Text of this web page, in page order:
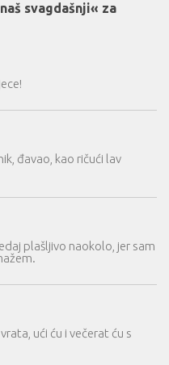
svagdašnji« za
đavao, kao ričući lav
plašljivo naokolo, jer sam
ući ću i večerat ću s